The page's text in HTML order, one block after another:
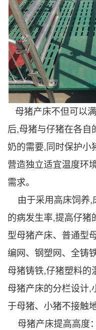
母猪产床不但可以
后,母猪与仔猪在各自
奶的需要,同时保护小
营造独立适宜温度环
需求。
由于采用高床饲养,
的病发生率,提高仔猪
型母猪产床、普通型
编网、钢塑网、全铸
母猪铸铁,仔猪塑料的
母猪产床的分栏设计,
于母猪、小猪不接触
母猪产床提高高度